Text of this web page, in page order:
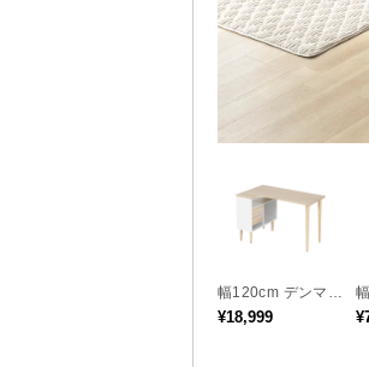
幅120cm デンマー
クデザイン ワーク
¥18,999